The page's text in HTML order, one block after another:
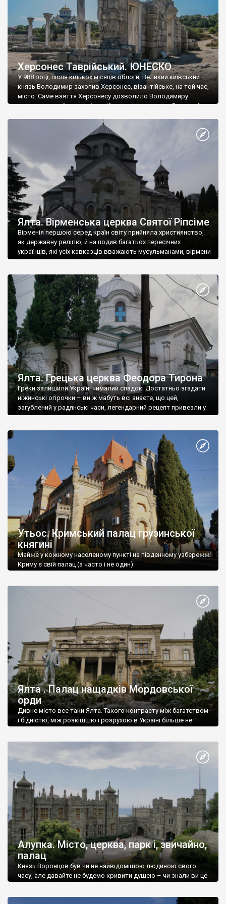
Херсонес Таврійський. ЮНЕСКО
У 988 році, після кількох місяців облоги, Великий київський
князь Володимир захопив Херсонес, візантійське, на той час,
місто. Саме взяття Херсонесу дозволило Володимиру
диктувати свої умови візантійському імператору Василю ІІ, та
Херсонесі Володимир-язичник, став Василем-християнином.
А потім було Хрещення Русі. На честь Херсонесу Таврійського
Ялта. Вірменська церква Святої Ріпсіме
Вірменія першою серед країн світу прийняла християнство,
як державну релігію, й на подив багатьох пересічних
українців, які усіх кавказців вважають мусульманами, вірмени
є відданими вірянами Христа
Ялта. Грецька церква Феодора Тирона
Греки залишили Україні чималий спадок. Достатньо згадати
ніжинські огірочки – ви ж мабуть всі знаєте, що цей,
загублений у радянські часи, легендарний рецепт привезли у
Ніжин греки?
Утьос. Кримський палац грузинської
княгині
Майже у кожному населеному пункті на південному узбережжі
Криму є свій палац (а часто і не один).
Ялта . Палац нащадків Мордовської
орди
Дивне місто все таки Ялта. Такого контрасту між багатством
і бідністю, між розкішшю і розрухою в Україні більше не
Алупка. Місто, церква, парк і, звичайно,
палац
Князь Воронцов був чи не найвідомішою людиною свого
часу, але давайте не будемо кривити душею – чи знали ви це